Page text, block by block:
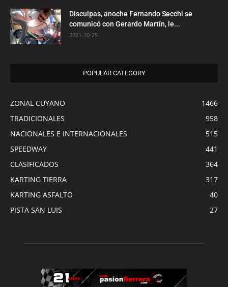
Disculpas, anoche Fernando Secchi se
comunicó con Gerardo Martín, le...
2021-10-25
POPULAR CATEGORY
ZONAL CUYANO
1466
TRADICIONALES
958
NACIONALES E INTERNACIONALES
515
SPEEDWAY
441
CLASIFICADOS
364
KARTING TIERRA
317
KARTING ASFALTO
40
PISTA SAN LUIS
27